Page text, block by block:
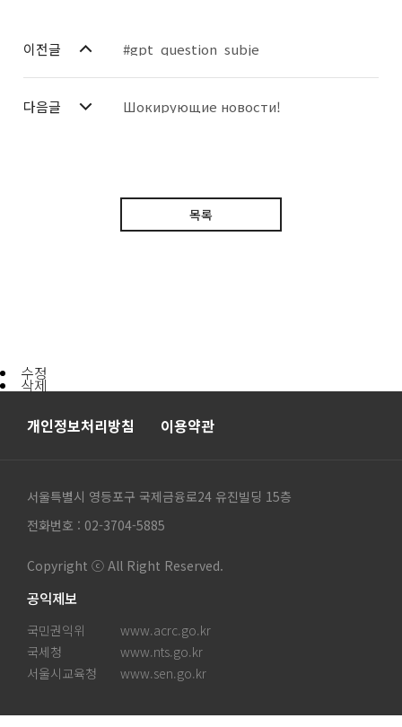
이전글 #gpt_question_subje
다음글 Шокирующие новости!
목록
수정
삭제
개인정보처리방침
이용약관
서울특별시 영등포구 국제금융로24 유진빌딩 15층
전화번호 : 02-3704-5885
Copyright ⓒ All Right Reserved.
공익제보
국민권익위
www.acrc.go.kr
국세청
www.nts.go.kr
서울시교육청
www.sen.go.kr